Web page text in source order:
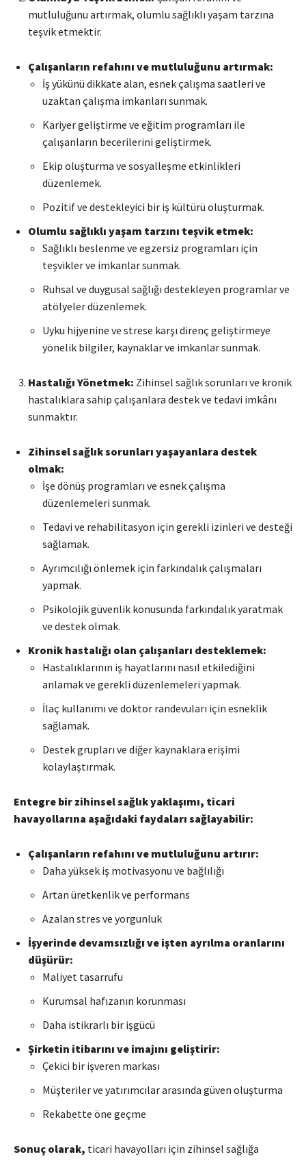
mutluluğunu artırmak, olumlu sağlıklı yaşam tarzına
teşvik etmektir.
Çalışanların refahını ve mutluluğunu artırmak:
İş yükünü dikkate alan, esnek çalışma saatleri ve
uzaktan çalışma imkanları sunmak.
Kariyer geliştirme ve eğitim programları ile
çalışanların becerilerini geliştirmek.
Ekip oluşturma ve sosyalleşme etkinlikleri
düzenlemek.
Pozitif ve destekleyici bir iş kültürü oluşturmak.
Olumlu sağlıklı yaşam tarzını teşvik etmek:
Sağlıklı beslenme ve egzersiz programları için
teşvikler ve imkanlar sunmak.
Ruhsal ve duygusal sağlığı destekleyen programlar ve
atölyeler düzenlemek.
Uyku hijyenine ve strese karşı direnç geliştirmeye
yönelik bilgiler, kaynaklar ve imkanlar sunmak.
Hastalığı Yönetmek: Zihinsel sağlık sorunları ve kronik
hastalıklara sahip çalışanlara destek ve tedavi imkânı
sunmaktır.
Zihinsel sağlık sorunları yaşayanlara destek
olmak:
İşe dönüş programları ve esnek çalışma
düzenlemeleri sunmak.
Tedavi ve rehabilitasyon için gerekli izinleri ve desteği
sağlamak.
Ayrımcılığı önlemek için farkındalık çalışmaları
yapmak.
Psikolojik güvenlik konusunda farkındalık yaratmak
ve destek olmak.
Kronik hastalığı olan çalışanları desteklemek:
Hastalıklarının iş hayatlarını nasıl etkilediğini
anlamak ve gerekli düzenlemeleri yapmak.
İlaç kullanımı ve doktor randevuları için esneklik
sağlamak.
Destek grupları ve diğer kaynaklara erişimi
kolaylaştırmak.
Entegre bir zihinsel sağlık yaklaşımı, ticari
havayollarına aşağıdaki faydaları sağlayabilir:
Çalışanların refahını ve mutluluğunu artırır:
Daha yüksek iş motivasyonu ve bağlılığı
Artan üretkenlik ve performans
Azalan stres ve yorgunluk
İşyerinde devamsızlığı ve işten ayrılma oranlarını
düşürür:
Maliyet tasarrufu
Kurumsal hafızanın korunması
Daha istikrarlı bir işgücü
Şirketin itibarını ve imajını geliştirir:
Çekici bir işveren markası
Müşteriler ve yatırımcılar arasında güven oluşturma
Rekabette öne geçme
Sonuç olarak, ticari havayolları için zihinsel sağlığa